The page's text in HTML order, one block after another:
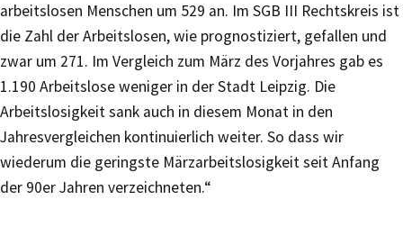
arbeitslosen Menschen um 529 an. Im SGB III Rechtskreis ist
die Zahl der Arbeitslosen, wie prognostiziert, gefallen und
zwar um 271. Im Vergleich zum März des Vorjahres gab es
1.190 Arbeitslose weniger in der Stadt Leipzig. Die
Arbeitslosigkeit sank auch in diesem Monat in den
Jahresvergleichen kontinuierlich weiter. So dass wir
wiederum die geringste Märzarbeitslosigkeit seit Anfang
der 90er Jahren verzeichneten.“